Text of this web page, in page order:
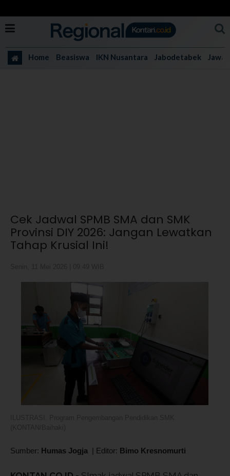
Home Beasiswa IKN Nusantara Jabodetabek Jawa
Cek Jadwal SPMB SMA dan SMK
Provinsi DIY 2026: Jangan Lewatkan
Tahap Krusial Ini!
Sumber: Humas Jogja | Editor: Bimo Kresnomurti